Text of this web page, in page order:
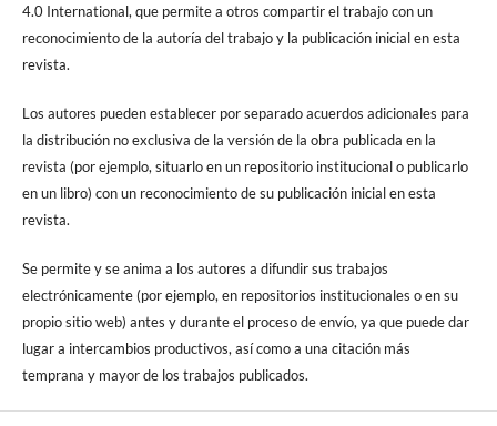
4.0 International, que permite a otros compartir el trabajo con un
reconocimiento de la autoría del trabajo y la publicación inicial en esta
revista.
Los autores pueden establecer por separado acuerdos adicionales para
la distribución no exclusiva de la versión de la obra publicada en la
revista (por ejemplo, situarlo en un repositorio institucional o publicarlo
en un libro) con un reconocimiento de su publicación inicial en esta
revista.
Se permite y se anima a los autores a difundir sus trabajos
electrónicamente (por ejemplo, en repositorios institucionales o en su
propio sitio web) antes y durante el proceso de envío, ya que puede dar
lugar a intercambios productivos, así como a una citación más
temprana y mayor de los trabajos publicados.